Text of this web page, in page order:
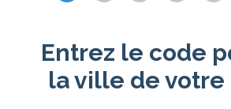
Entrez le code
la ville de votre